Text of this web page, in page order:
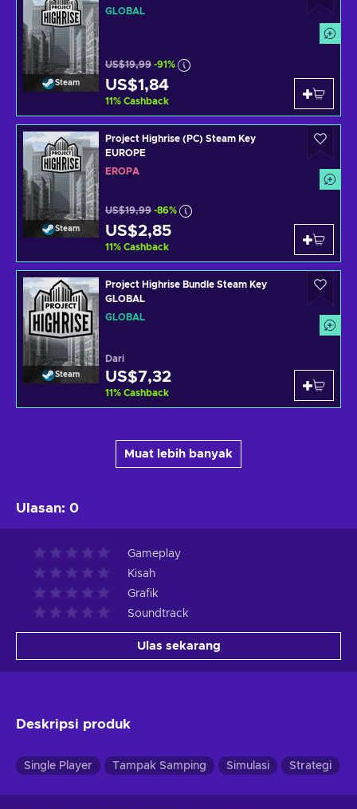
Steam
GLOBAL
US$19,99 -91%
US$1,84
11% Cashback
Steam
Project Highrise (PC) Steam Key
EUROPE
EROPA
US$19,99 -86%
US$2,85
11% Cashback
Steam
Project Highrise Bundle Steam Key
GLOBAL
GLOBAL
Dari
US$7,32
11% Cashback
Muat lebih banyak
Ulasan: 0
Gameplay
Kisah
Grafik
Soundtrack
Ulas sekarang
Deskripsi produk
Single Player Tampak Samping Simulasi Strategi